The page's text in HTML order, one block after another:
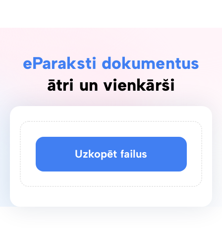
eParaksti dokumentus
ātri un vienkārši
Uzkopēt failus